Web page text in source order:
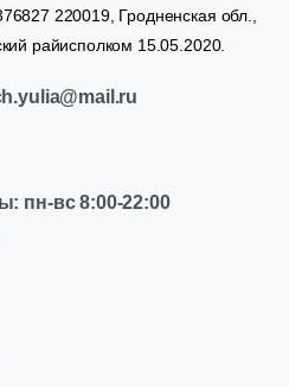
220019, Гродненская обл.,
райисполком 15.05.2020.
пн-вс 8:00-22:00